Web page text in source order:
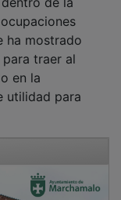
mostrado
traer al
en la
para